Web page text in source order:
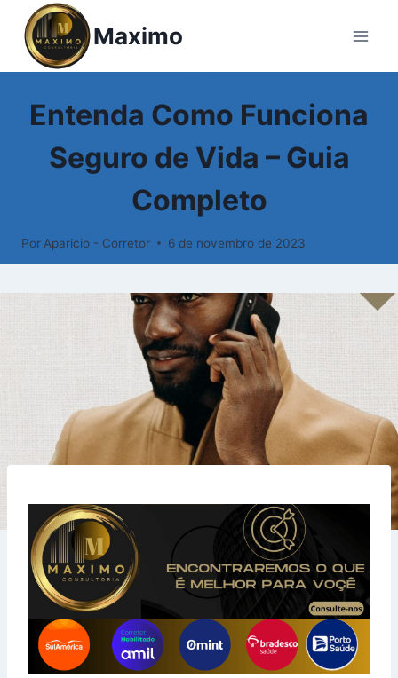
Maximo
Entenda Como Funciona
Seguro de Vida – Guia
Completo
Por Aparicio - Corretor 6 de novembro de 2023